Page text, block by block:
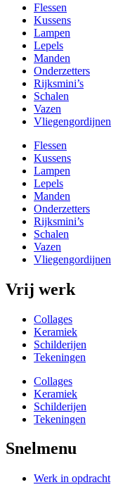
Flessen
Kussens
Lampen
Lepels
Manden
Onderzetters
Rijksmini’s
Schalen
Vazen
Vliegengordijnen
Flessen
Kussens
Lampen
Lepels
Manden
Onderzetters
Rijksmini’s
Schalen
Vazen
Vliegengordijnen
Vrij werk
Collages
Keramiek
Schilderijen
Tekeningen
Collages
Keramiek
Schilderijen
Tekeningen
Snelmenu
Werk in opdracht